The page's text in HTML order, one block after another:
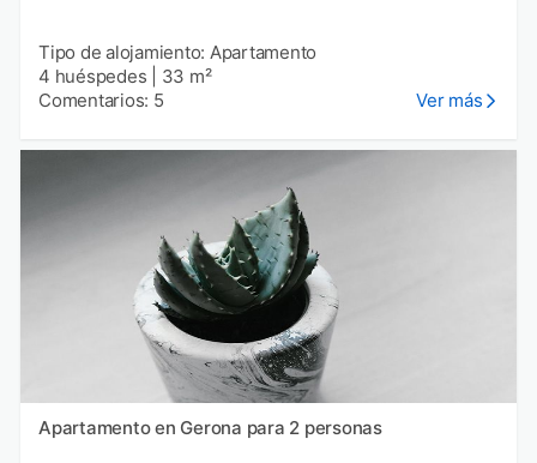
Tipo de alojamiento: Apartamento
4 huéspedes
33 m²
Comentarios: 5
Ver más
Apartamento en Gerona para 2 personas